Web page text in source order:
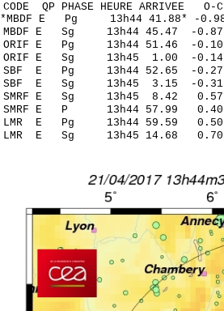
CODE QP PHASE HEURE
*MBDF E Pg 13h44 41.88* -
MBDF E Sg 13h44
ORIF E Pg 13h44 51.46 -
ORIF E Sg 13h45 1.00 -
SBF E Pg 13h44 52.65 -
SBF E Sg 13h45 3.15 -
SMRF E Sg 13h45 8.42
SMRF E P 13h44 57.99 0.40
LMR E Pg 13h44 59.59 0.50
LMR E Sg 13h45 14.68